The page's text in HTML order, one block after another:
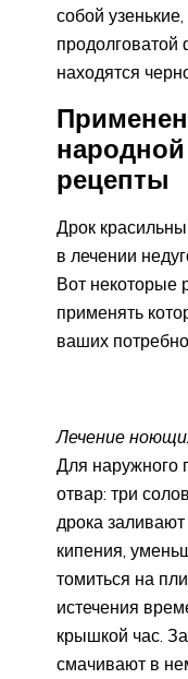
собой
находятся
рецепты
Дрок
в лечении
Вот некоторые
применять
ваших
Лечение
Для наружного
отвар: три
дрока
кипения,
томиться на
истечения
крышкой час.
смачивают в